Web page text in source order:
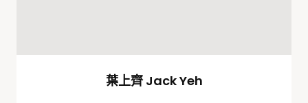
葉上齊 Jack Yeh